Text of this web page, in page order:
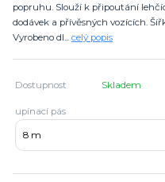
popruhu. Slouží k připoutání
dodávek a přívěsných vozících.
Vyrobeno dl... celý popis
Dostupnost Skladem
upínací pás